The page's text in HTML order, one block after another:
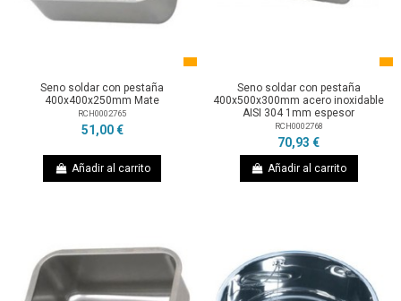
Seno soldar con pestaña
400x400x250mm Mate
RCH0002765
51,00 €
Añadir al carrito
Seno soldar con pestaña
400x500x300mm acero inoxidable
AISI 304 1mm espesor
RCH0002768
70,93 €
Añadir al carrito